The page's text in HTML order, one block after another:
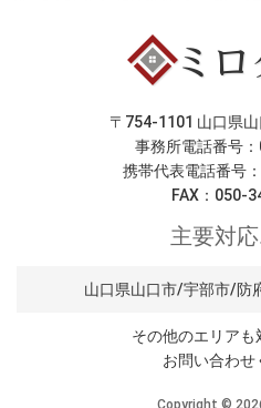
〒754-1101 山口県
事務所電話番号
携帯代表電話番号
FAX：050-
主要対
山口県山口市/宇部市/防
その他のエリアも
お問い合わせ